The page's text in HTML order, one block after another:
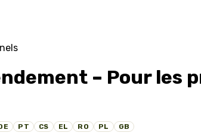
– Pour les
PT CS EL RO PL GB